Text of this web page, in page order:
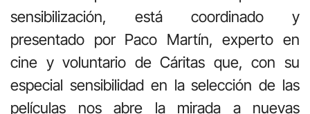
sensibilización, está coordinado y
presentado por Paco Martín, experto en
cine y voluntario de Cáritas que, con su
especial sensibilidad en la selección de las
películas nos abre la mirada a nuevas